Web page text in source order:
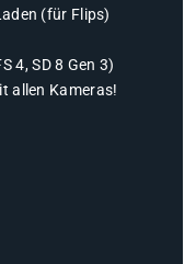
(für Flips)
4, SD 8 Gen 3)
allen Kameras!